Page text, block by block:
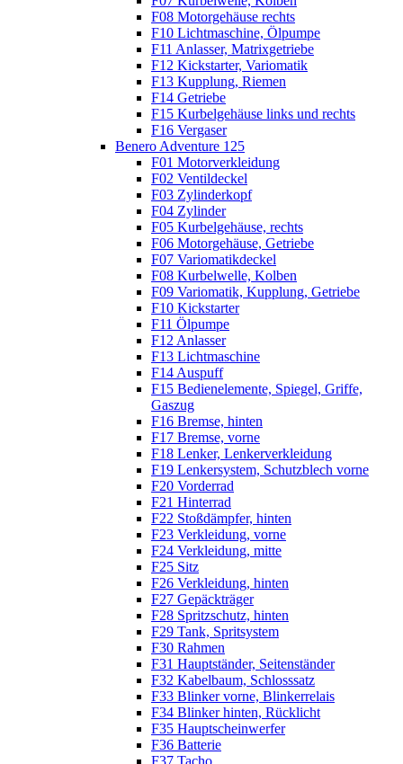
F08 Motorgehäuse rechts
F10 Lichtmaschine, Ölpumpe
F11 Anlasser, Matrixgetriebe
F12 Kickstarter, Variomatik
F13 Kupplung, Riemen
F14 Getriebe
F15 Kurbelgehäuse links und rechts
F16 Vergaser
Benero Adventure 125
F01 Motorverkleidung
F02 Ventildeckel
F03 Zylinderkopf
F04 Zylinder
F05 Kurbelgehäuse, rechts
F06 Motorgehäuse, Getriebe
F07 Variomatikdeckel
F08 Kurbelwelle, Kolben
F09 Variomatik, Kupplung, Getriebe
F10 Kickstarter
F11 Ölpumpe
F12 Anlasser
F13 Lichtmaschine
F14 Auspuff
F15 Bedienelemente, Spiegel, Griffe,
Gaszug
F16 Bremse, hinten
F17 Bremse, vorne
F18 Lenker, Lenkerverkleidung
F19 Lenkersystem, Schutzblech vorne
F20 Vorderrad
F21 Hinterrad
F22 Stoßdämpfer, hinten
F23 Verkleidung, vorne
F24 Verkleidung, mitte
F25 Sitz
F26 Verkleidung, hinten
F27 Gepäckträger
F28 Spritzschutz, hinten
F29 Tank, Spritsystem
F30 Rahmen
F31 Hauptständer, Seitenständer
F32 Kabelbaum, Schlosssatz
F33 Blinker vorne, Blinkerrelais
F34 Blinker hinten, Rücklicht
F35 Hauptscheinwerfer
F36 Batterie
F37 Tacho